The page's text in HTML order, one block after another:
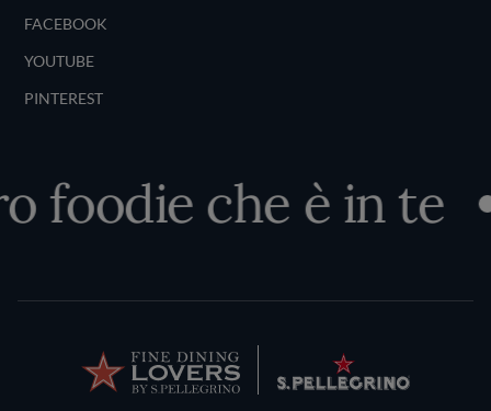
FACEBOOK
YOUTUBE
PINTEREST
foodie che è in te